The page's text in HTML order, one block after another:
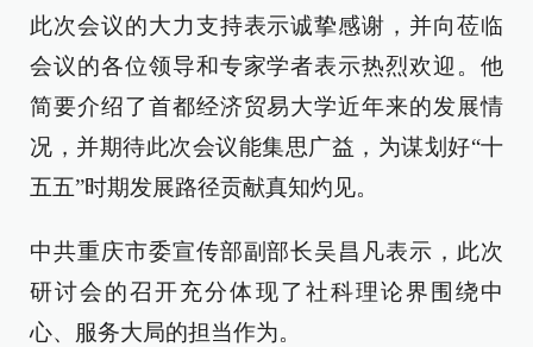
此次会议的大力支持表示诚挚感谢，并向莅临
会议的各位领导和专家学者表示热烈欢迎。他
简要介绍了首都经济贸易大学近年来的发展情
况，并期待此次会议能集思广益，为谋划好“十
五五”时期发展路径贡献真知灼见。
中共重庆市委宣传部副部长吴昌凡表示，此次
研讨会的召开充分体现了社科理论界围绕中
心、服务大局的担当作为。